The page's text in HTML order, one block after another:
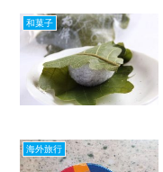
和菓子
海外旅行